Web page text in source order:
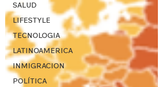
SALUD
LIFESTYLE
TECNOLOGIA
LATINOAMERICA
INMIGRACION
POLÍTICA